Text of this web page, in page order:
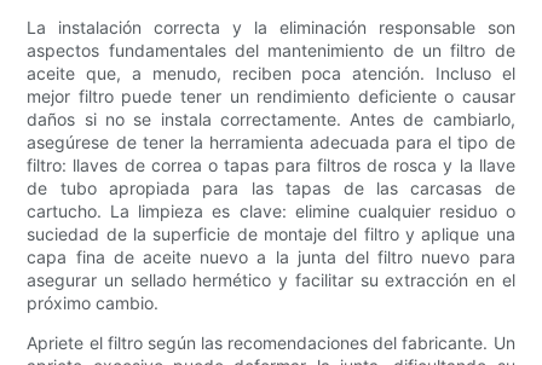
La instalación correcta y la eliminación responsable son
aspectos fundamentales del mantenimiento de un filtro de
aceite que, a menudo, reciben poca atención. Incluso el
mejor filtro puede tener un rendimiento deficiente o causar
daños si no se instala correctamente. Antes de cambiarlo,
asegúrese de tener la herramienta adecuada para el tipo de
filtro: llaves de correa o tapas para filtros de rosca y la llave
de tubo apropiada para las tapas de las carcasas de
cartucho. La limpieza es clave: elimine cualquier residuo o
suciedad de la superficie de montaje del filtro y aplique una
capa fina de aceite nuevo a la junta del filtro nuevo para
asegurar un sellado hermético y facilitar su extracción en el
próximo cambio.
Apriete el filtro según las recomendaciones del fabricante. Un